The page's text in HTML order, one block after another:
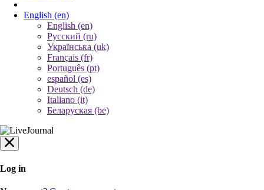
English (en)
English (en)
Русский (ru)
Українська (uk)
Français (fr)
Português (pt)
español (es)
Deutsch (de)
Italiano (it)
Беларуская (be)
Log in